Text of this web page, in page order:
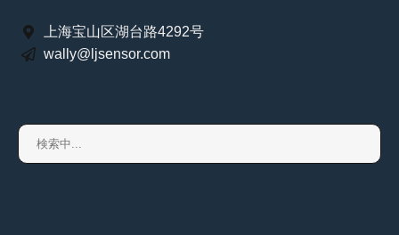
上海宝山区湖台路4292号
wally@ljsensor.com